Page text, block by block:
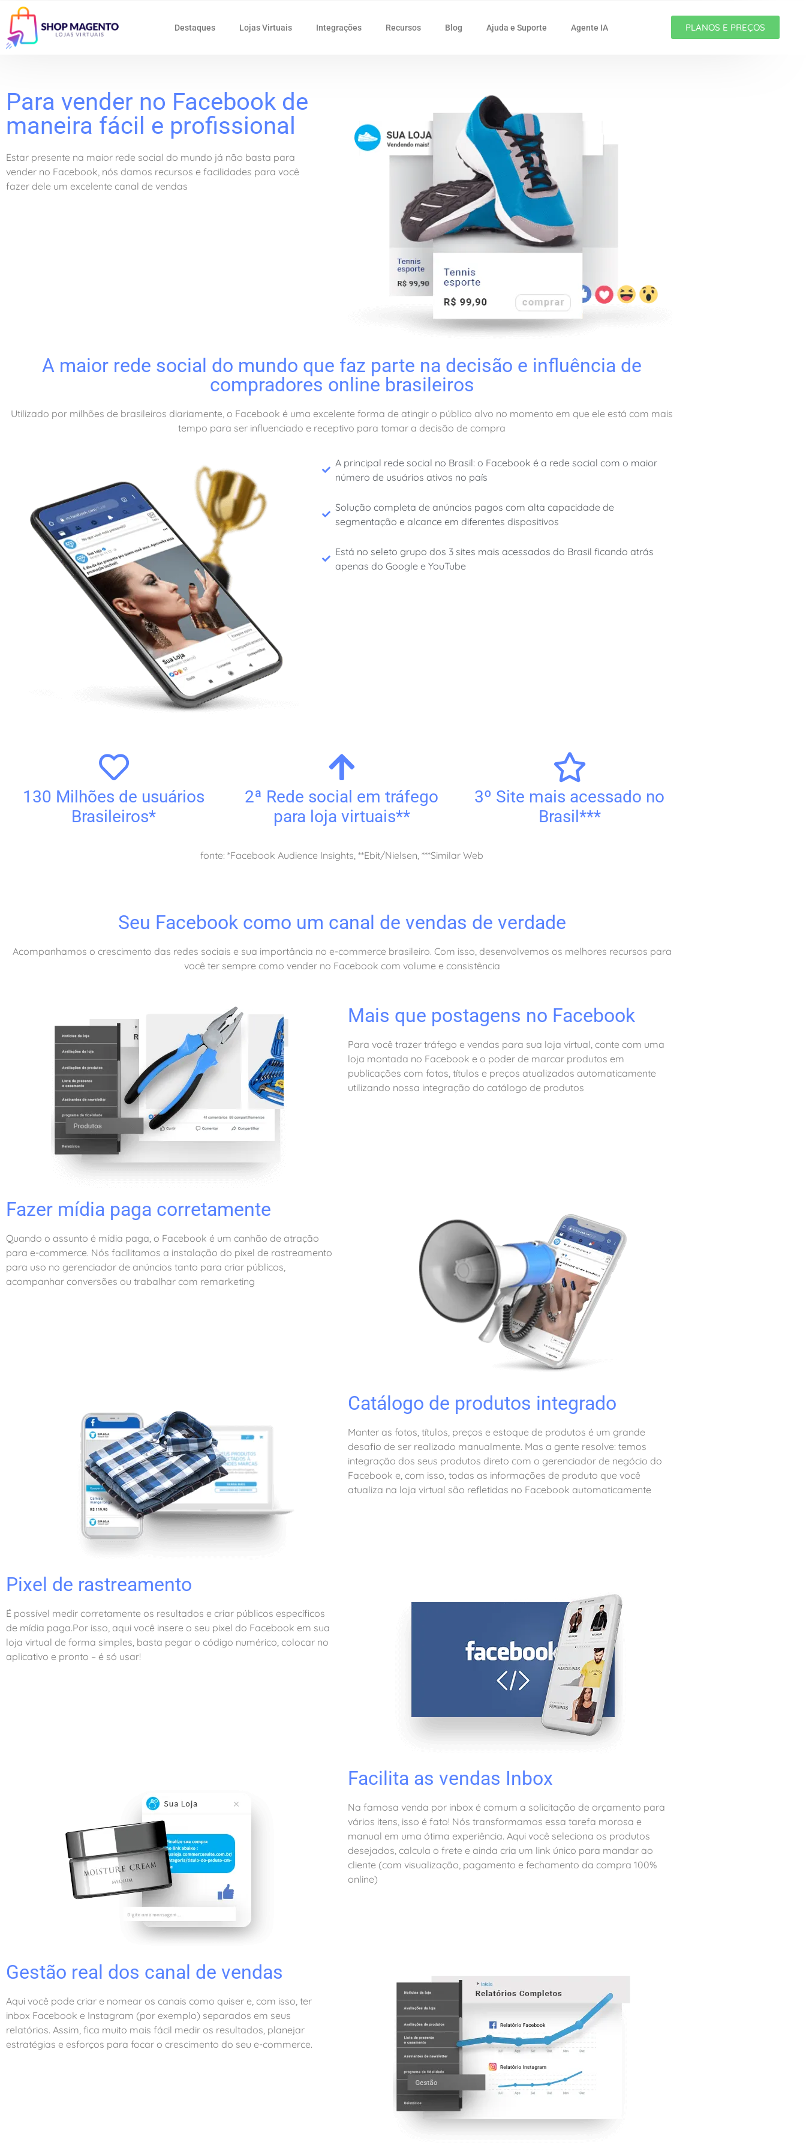
Destaques Lojas Virtuais Integrações Recursos Blog Ajuda e Suporte Agente IA PLANOS E PREÇOS
Para vender no Facebook de
maneira fácil e profissional
Estar presente na maior rede social do mundo já não basta para
vender no Facebook, nós damos recursos e facilidades para você
fazer dele um excelente canal de vendas
A maior rede social do mundo que faz parte na decisão e influência de
compradores online brasileiros
Utilizado por milhões de brasileiros diariamente, o Facebook é uma excelente forma de atingir o público alvo no momento em que ele está com mais
tempo para ser influenciado e receptivo para tomar a decisão de compra
A principal rede social no Brasil: o Facebook é a rede social com o maior
número de usuários ativos no país
Solução completa de anúncios pagos com alta capacidade de
segmentação e alcance em diferentes dispositivos
Está no seleto grupo dos 3 sites mais acessados do Brasil ficando atrás
apenas do Google e YouTube
130 Milhões de usuários
Brasileiros*
2ª Rede social em tráfego
para loja virtuais**
3º Site mais acessado no
Brasil***
fonte: *Facebook Audience Insights, **Ebit/Nielsen, ***Similar Web
Seu Facebook como um canal de vendas de verdade
Acompanhamos o crescimento das redes sociais e sua importância no e-commerce brasileiro. Com isso, desenvolvemos os melhores recursos para
você ter sempre como vender no Facebook com volume e consistência
Mais que postagens no Facebook
Para você trazer tráfego e vendas para sua loja virtual, conte com uma
loja montada no Facebook e o poder de marcar produtos em
publicações com fotos, títulos e preços atualizados automaticamente
utilizando nossa integração do catálogo de produtos
Fazer mídia paga corretamente
Quando o assunto é mídia paga, o Facebook é um canhão de atração
para e-commerce. Nós facilitamos a instalação do pixel de rastreamento
para uso no gerenciador de anúncios tanto para criar públicos,
acompanhar conversões ou trabalhar com remarketing
Catálogo de produtos integrado
Manter as fotos, títulos, preços e estoque de produtos é um grande
desafio de ser realizado manualmente. Mas a gente resolve: temos
integração dos seus produtos direto com o gerenciador de negócio do
Facebook e, com isso, todas as informações de produto que você
atualiza na loja virtual são refletidas no Facebook automaticamente
Pixel de rastreamento
É possível medir corretamente os resultados e criar públicos específicos
de mídia paga.Por isso, aqui você insere o seu pixel do Facebook em sua
loja virtual de forma simples, basta pegar o código numérico, colocar no
aplicativo e pronto – é só usar!
Facilita as vendas Inbox
Na famosa venda por inbox é comum a solicitação de orçamento para
vários itens, isso é fato! Nós transformamos essa tarefa morosa e
manual em uma ótima experiência. Aqui você seleciona os produtos
desejados, calcula o frete e ainda cria um link único para mandar ao
cliente (com visualização, pagamento e fechamento da compra 100%
online)
Gestão real dos canal de vendas
Aqui você pode criar e nomear os canais como quiser e, com isso, ter
inbox Facebook e Instagram (por exemplo) separados em seus
relatórios. Assim, fica muito mais fácil medir os resultados, planejar
estratégias e esforços para focar o crescimento do seu e-commerce.